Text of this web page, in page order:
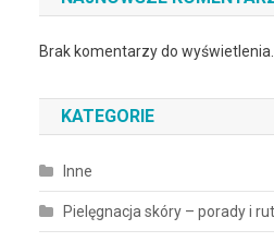
Brak komentarzy do wyświetlenia.
KATEGORIE
Inne
Pielęgnacja skóry – porady i